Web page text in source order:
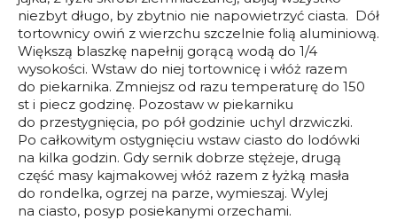
niezbyt długo, by zbytnio nie napowietrzyć ciasta. Dół
tortownicy owiń z wierzchu szczelnie folią aluminiową.
Większą blaszkę napełnij gorącą wodą do 1/4
wysokości. Wstaw do niej tortownicę i włóż razem
do piekarnika. Zmniejsz od razu temperaturę do 150
st i piecz godzinę. Pozostaw w piekarniku
do przestygnięcia, po pół godzinie uchyl drzwiczki.
Po całkowitym ostygnięciu wstaw ciasto do lodówki
na kilka godzin. Gdy sernik dobrze stężeje, drugą
część masy kajmakowej włóż razem z łyżką masła
do rondelka, ogrzej na parze, wymieszaj. Wylej
na ciasto, posyp posiekanymi orzechami.